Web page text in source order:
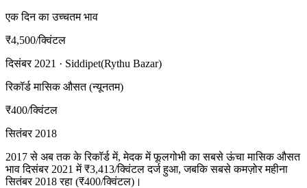
एक दिन का उच्चतम भाव
₹4,500/क्विंटल
दिसंबर 2021 · Siddipet(Rythu Bazar)
रिकॉर्ड मासिक औसत (न्यूनतम)
₹400/क्विंटल
सितंबर 2018
2017 से अब तक के रिकॉर्ड में, मेदक में फूलगोभी का सबसे ऊंचा मासिक औसत
भाव दिसंबर 2021 में ₹3,413/क्विंटल दर्ज हुआ, जबकि सबसे कमज़ोर महीना
सितंबर 2018 रहा (₹400/क्विंटल)।